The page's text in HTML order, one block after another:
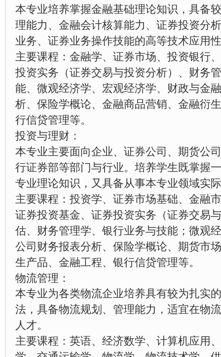
本专业培养掌握金融基础理论知识，具备
理能力、金融会计核算能力、证券投资分
业务、证券业务操作技能的高等技术应用
主要课程：金融学、证券市场、投资银行
投资实务（证券交易与投资分析）、财务
能、微观经济学、宏观经济学、财政与金
析、保险学概论、金融商品营销、金融衍
行信贷管理等。
投资与理财：
本专业主要面向企业、证券公司、期货公
行证券部等部门与行业。培养学生既掌握
专业理论知识，又具备从事本专业领域实
主要课程：投资学、证券市场基础、金融
证券投资基金、证券投资实务（证券交易
估、财务管理学、银行业务与技能；微观
公司财务报表分析、保险学概论、期货市
生产品、金融工程、银行信贷管理等。
物流管理：
本专业为各类物流企业培养具有较为扎实
法，具备物流规划、管理能力，适宜在物
人才。
主要课程：英语、经济数学、计算机应用